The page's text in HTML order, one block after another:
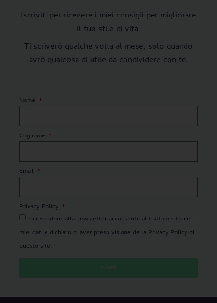
Iscriviti per ricevere i miei consigli per migliorare
il tuo stile di vita.
Ti scriverò qualche volta al mese, solo quando
avrò qualcosa di utile da condividere con te.
Nome
Cognome
Email
Privacy Policy
Iscrivendomi alla newsletter acconsento al trattamento dei
miei dati e dichiaro di aver preso visione della Privacy Policy di
questo sito.
INVIA